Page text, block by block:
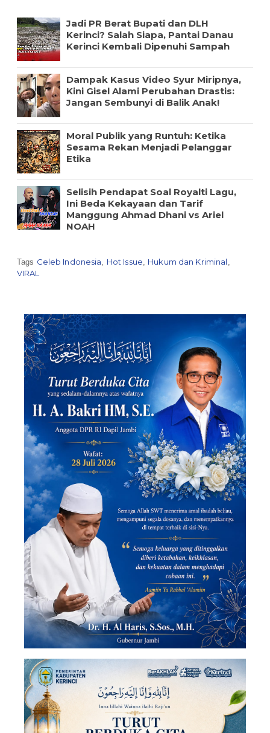
Jadi PR Berat Bupati dan DLH
Kerinci? Salah Siapa, Pantai Danau
Kerinci Kembali Dipenuhi Sampah
Dampak Kasus Video Syur Miripnya,
Kini Gisel Alami Perubahan Drastis:
Jangan Sembunyi di Balik Anak!
Moral Publik yang Runtuh: Ketika
Sesama Rekan Menjadi Pelanggar
Etika
Selisih Pendapat Soal Royalti Lagu,
Ini Beda Kekayaan dan Tarif
Manggung Ahmad Dhani vs Ariel
NOAH
Tags Celeb Indonesia Hot Issue Hukum dan Kriminal
VIRAL